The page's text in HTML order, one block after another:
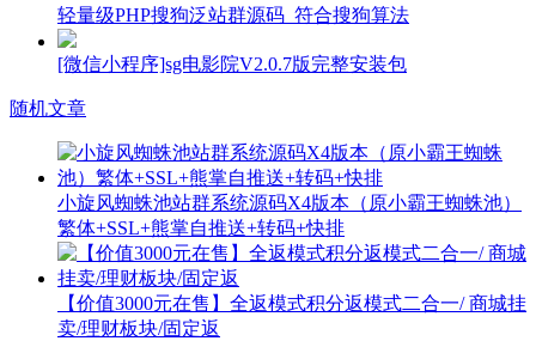
轻量级PHP搜狗泛站群源码_符合搜狗算法
[微信小程序]sg电影院V2.0.7版完整安装包
随机文章
小旋风蜘蛛池站群系统源码X4版本（原小霸王蜘蛛池）
繁体+SSL+熊掌自推送+转码+快排
【价值3000元在售】全返模式积分返模式二合一/ 商城挂
卖/理财板块/固定返